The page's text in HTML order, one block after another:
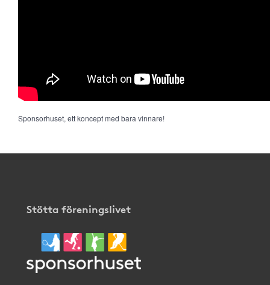
Sponsorhuset, ett koncept med bara vinnare!
Stötta föreningslivet